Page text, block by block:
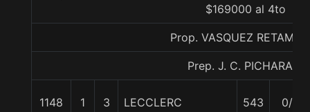
$169000 al 4to
Prop. VASQUEZ
Prep. J. C. PICHARA J.
1148 1 3 LECCLERC 543 0/0